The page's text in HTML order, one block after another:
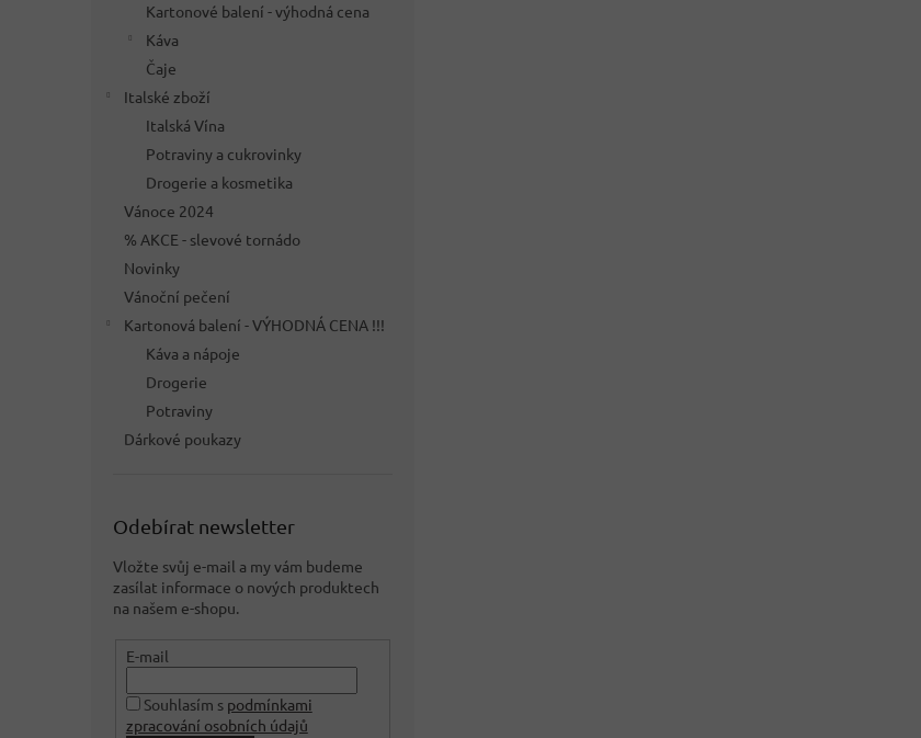
Kartonové balení - výhodná cena
Káva
Čaje
Italské zboží
Italská Vína
Potraviny a cukrovinky
Drogerie a kosmetika
Vánoce 2024
% AKCE - slevové tornádo
Novinky
Vánoční pečení
Kartonová balení - VÝHODNÁ CENA !!!
Káva a nápoje
Drogerie
Potraviny
Dárkové poukazy
Odebírat newsletter
Vložte svůj e-mail a my vám budeme
zasílat informace o nových produktech
na našem e-shopu.
E-mail
Souhlasím s podmínkami
zpracování osobních údajů